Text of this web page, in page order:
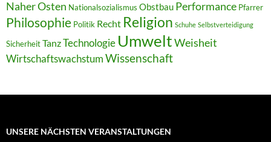
Naher Osten Nationalsozialismus Obstbau Performance Pfarrer
Philosophie Politik Recht Religion Schuhe Selbstverteidigung
SicherheitTanzTechnologie UmweltWeisheit
WirtschaftswachstumWissenschaft
UNSERE NÄCHSTEN VERANSTALTUNGEN